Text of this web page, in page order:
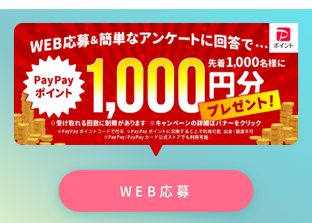
事前準備無しでいつでもサキュバスになれます。
♥初心者でもOK！ナイトワークデビュー大歓迎
現在在籍している女の子はみんなフレンドリー！
実は在籍のほとんどの子がナイトワーク未経験者なんです...！
しっかり研修を用意しているのでわからない部分は徹底サポー
トいたします。
♡･･････♡･･････♡･･････♡･･････♡
まずは体験入店からでもお気軽にご応募ください。
あなたからのご応募を心よりお待ちしております。
WEB応募